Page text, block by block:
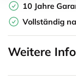
10 Jahre
Vollständig
Weitere